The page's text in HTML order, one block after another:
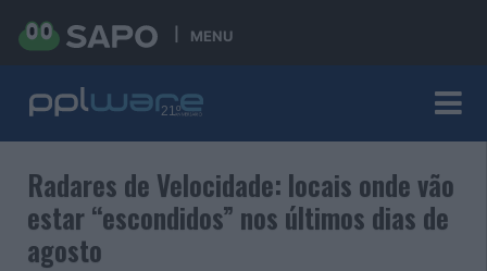
MENU
Radares de Velocidade: locais onde vão
estar “escondidos” nos últimos dias de
agosto